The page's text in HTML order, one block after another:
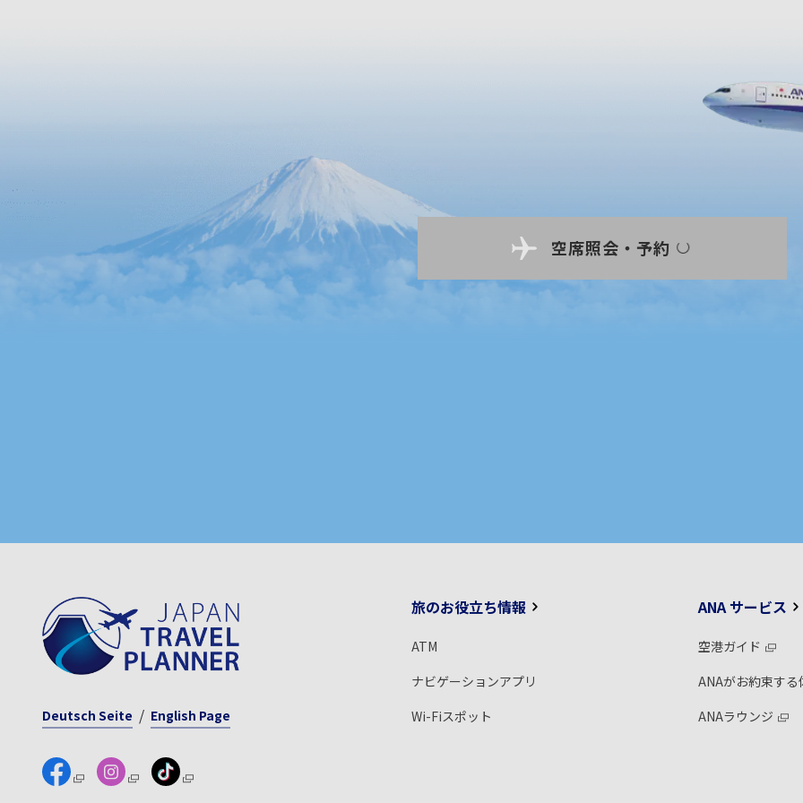
空席照会・予約
Deutsch Seite English Page
旅のお役立ち情報
ATM
ナビゲーションアプリ
Wi-Fiスポット
ANA サービス
空港ガイド
ANAがお約束する
ANAラウンジ